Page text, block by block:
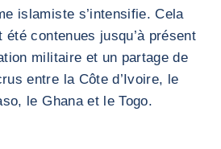
islamiste s’intensifie. Cela
contenues jusqu’à présent
militaire et un partage de
entre la Côte d’Ivoire, le
le Ghana et le Togo.